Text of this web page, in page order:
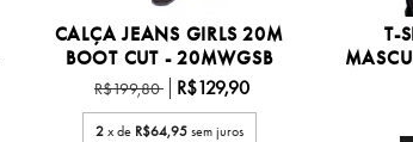
CALÇA JEANS GIRLS 20M
BOOT CUT - 20MWGSB
R$199,80 R$129,90
2 x de R$64,95 sem juros
T-